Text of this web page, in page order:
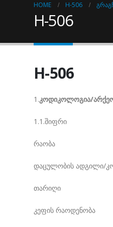
HOME H-506
H-506
H-506
1.კოდიკოლოგია/
რაობა
დაცულობის
კეფის